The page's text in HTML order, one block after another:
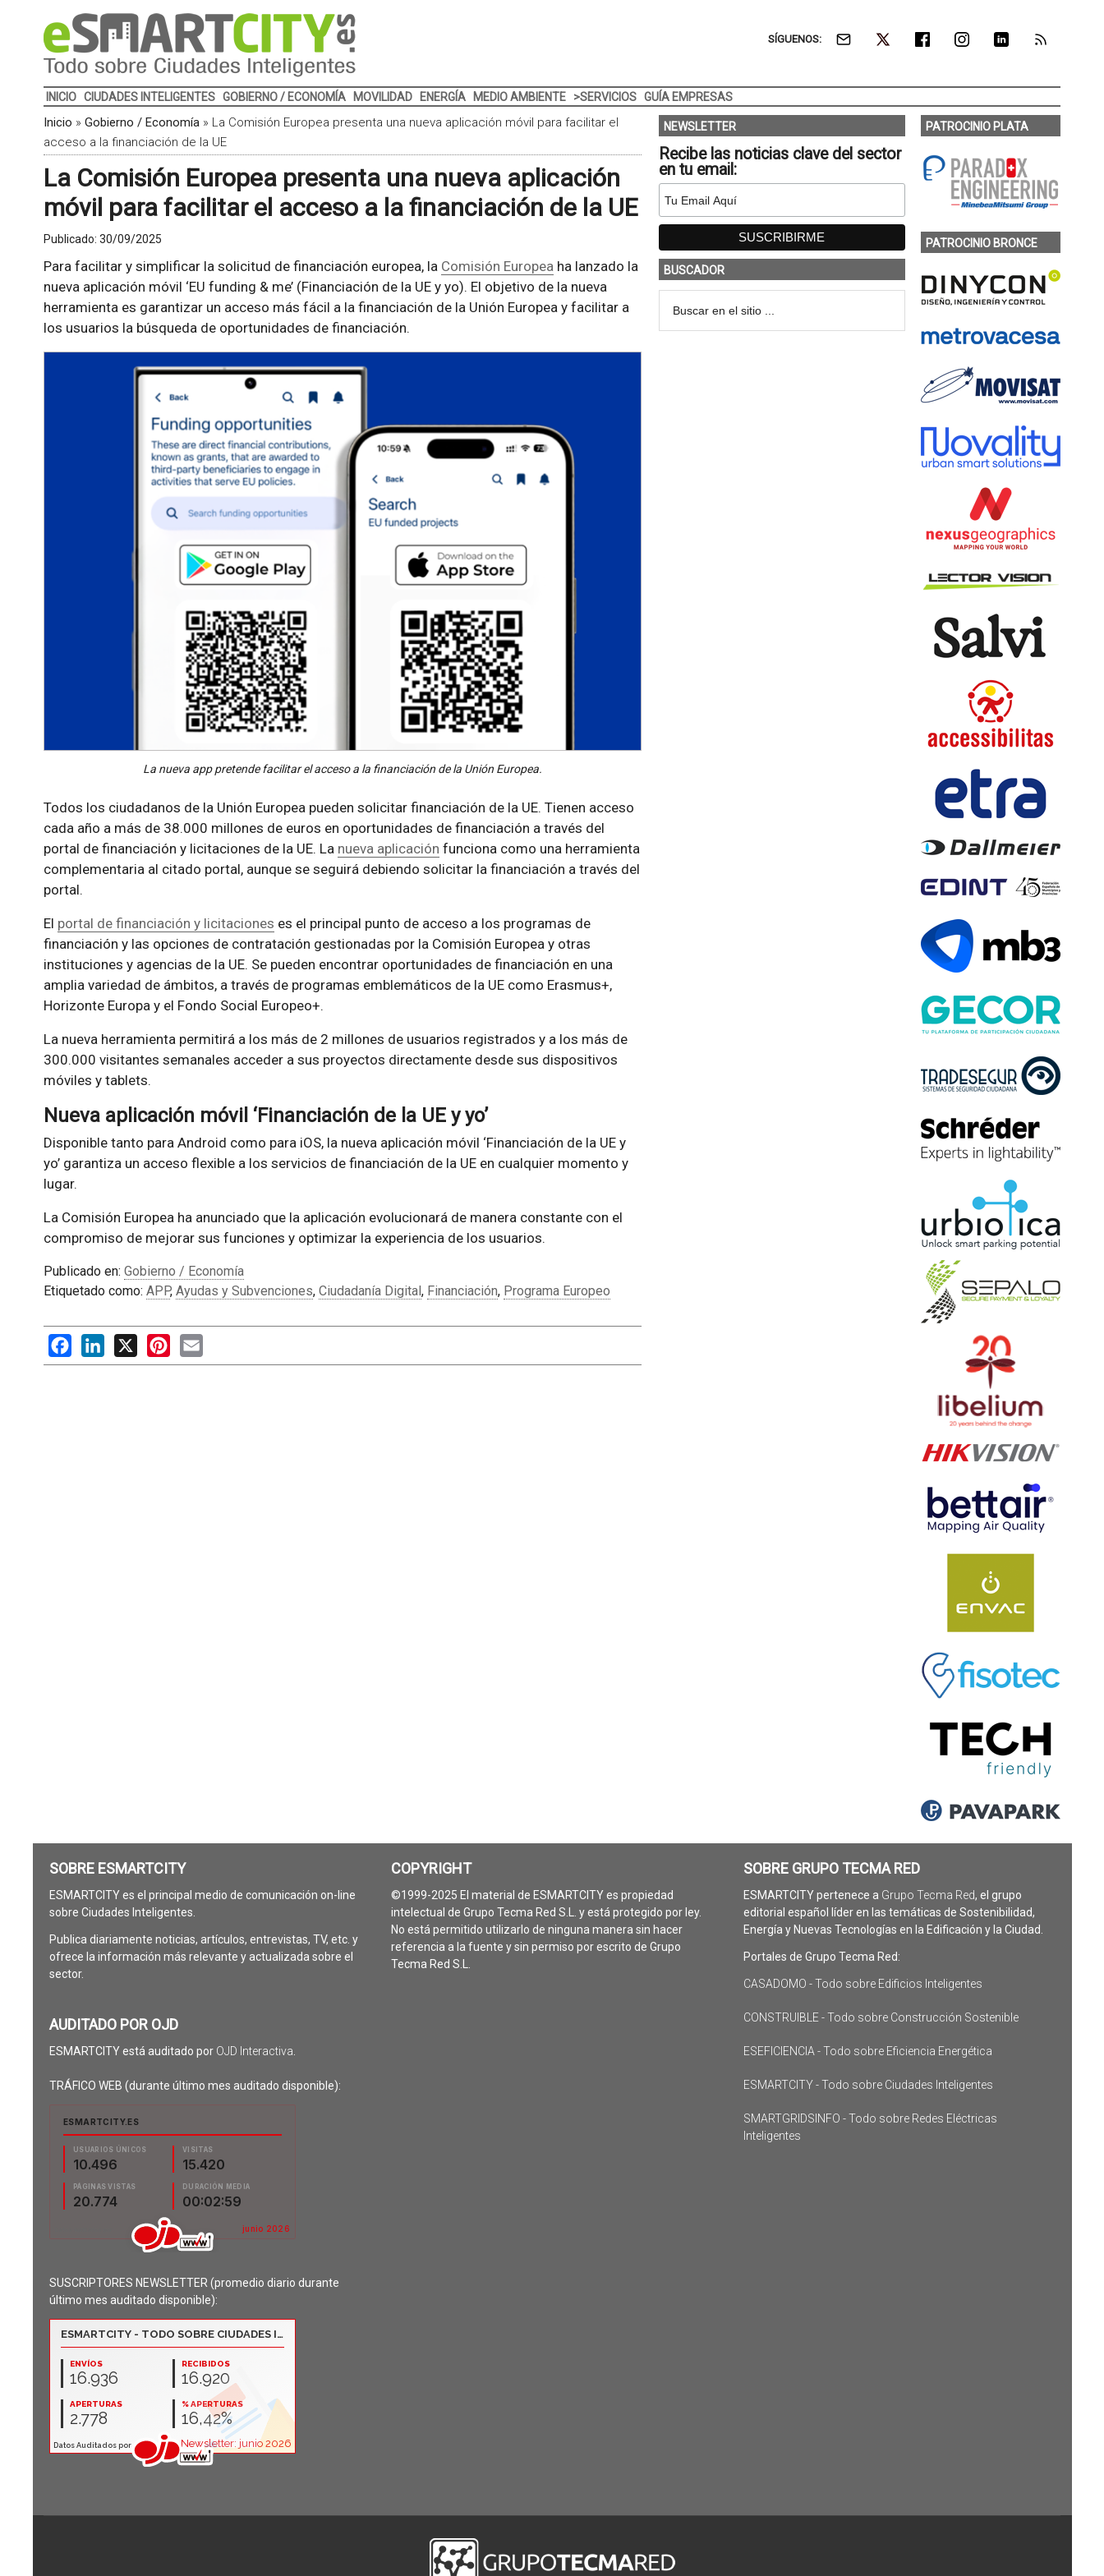
SÍGUENOS:
INICIO CIUDADES INTELIGENTES GOBIERNO / ECONOMÍA MOVILIDAD ENERGÍA MEDIO AMBIENTE >SERVICIOS GUÍA EMPRESAS
Inicio » Gobierno / Economía» La Comisión Europea presenta una nueva aplicación móvil para facilitar el
acceso a la financiación de la UE
La Comisión Europea presenta una nueva aplicación
móvil para facilitar el acceso a la financiación de la UE
Publicado: 30/09/2025
Para facilitar y simplificar la solicitud de financiación europea, la Comisión Europeaha lanzado la
nueva aplicación móvil ‘EU funding & me’ (Financiación de la UE y yo). El objetivo de la nueva
herramienta es garantizar un acceso más fácil a la financiación de la Unión Europea y facilitar a
los usuarios la búsqueda de oportunidades de financiación.
La nueva app pretende facilitar el acceso a la financiación de la Unión Europea.
Todos los ciudadanos de la Unión Europea pueden solicitar financiación de la UE. Tienen acceso
cada año a más de 38.000 millones de euros en oportunidades de financiación a través del
portal de financiación y licitaciones de la UE. La nueva aplicación funciona como una herramienta
complementaria al citado portal, aunque se seguirá debiendo solicitar la financiación a través del
portal.
El portal de financiación y licitaciones es el principal punto de acceso a los programas de
financiación y las opciones de contratación gestionadas por la Comisión Europea y otras
instituciones y agencias de la UE. Se pueden encontrar oportunidades de financiación en una
amplia variedad de ámbitos, a través de programas emblemáticos de la UE como Erasmus+,
Horizonte Europa y el Fondo Social Europeo+.
La nueva herramienta permitirá a los más de 2 millones de usuarios registrados y a los más de
300.000 visitantes semanales acceder a sus proyectos directamente desde sus dispositivos
móviles y tablets.
Nueva aplicación móvil ‘Financiación de la UE y yo’
Disponible tanto para Android como para iOS, la nueva aplicación móvil ‘Financiación de la UE y
yo’ garantiza un acceso flexible a los servicios de financiación de la UE en cualquier momento y
lugar.
La Comisión Europea ha anunciado que la aplicación evolucionará de manera constante con el
compromiso de mejorar sus funciones y optimizar la experiencia de los usuarios.
Publicado en: Gobierno / Economía
Etiquetado como: APP, Ayudas y Subvenciones, Ciudadanía Digital, Financiación, Programa Europeo
FacebookLinkedIn
X PinterestEmail
NEWSLETTER
Recibe las noticias clave del sector
en tu email:
BUSCADOR
PATROCINIO PLATA
PATROCINIO BRONCE
SOBRE ESMARTCITY
ESMARTCITY es el principal medio de comunicación on-line
sobre Ciudades Inteligentes.
Publica diariamente noticias, artículos, entrevistas, TV, etc. y
ofrece la información más relevante y actualizada sobre el
sector.
AUDITADO POR OJD
ESMARTCITY está auditado por OJD Interactiva
TRÁFICO WEB (durante último mes auditado disponible):
SUSCRIPTORES NEWSLETTER (promedio diario durante
último mes auditado disponible):
COPYRIGHT
©1999-2025 El material de ESMARTCITY es propiedad
intelectual de Grupo Tecma Red S.L. y está protegido por ley.
No está permitido utilizarlo de ninguna manera sin hacer
referencia a la fuente y sin permiso por escrito de Grupo
Tecma Red S.L.
SOBRE GRUPO TECMA RED
ESMARTCITY pertenece a Grupo Tecma Red, el grupo
editorial español líder en las temáticas de Sostenibilidad,
Energía y Nuevas Tecnologías en la Edificación y la Ciudad.
Portales de Grupo Tecma Red:
CASADOMO - Todo sobre Edificios Inteligentes
CONSTRUIBLE - Todo sobre Construcción Sostenible
ESEFICIENCIA - Todo sobre Eficiencia Energética
ESMARTCITY - Todo sobre Ciudades Inteligentes
SMARTGRIDSINFO - Todo sobre Redes Eléctricas
Inteligentes